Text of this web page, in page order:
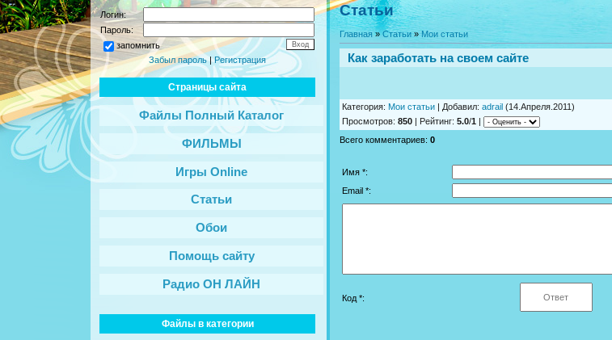
Логин:
Пароль:
запомнить
Забыл пароль|Регистрация
Страницы сайта
Файлы Полный Каталог
ФИЛЬМЫ
Игры Online
Статьи
Обои
Помощь сайту
Радио ОН ЛАЙН
Файлы в категории
Статьи
Главная»Статьи»Мои статьи
Как заработать на своем сайте
Категория: Мои статьи | Добавил: adrail (14.Апреля.2011)
Просмотров: 850 | Рейтинг: 5.0/1 |
Всего комментариев: 0
Имя *:
Email *:
Код *: